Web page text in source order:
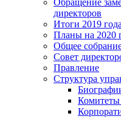
Обращение
директоров
Итоги 2019 года
Планы на 2020
Общее
Совет
Правление
Структура
Комитеты